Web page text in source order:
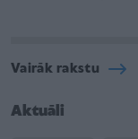
Vairāk rakstu
Aktuāli